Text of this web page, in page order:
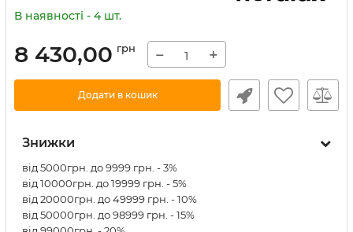
В наявності - 4 шт.
8 430,00 грн − +
Додати в кошик
Знижки
від 5000грн. до 9999 грн. - 3%
від 10000грн. до 19999 грн. - 5%
від 20000грн. до 49999 грн. - 10%
від 50000грн. до 98999 грн. - 15%